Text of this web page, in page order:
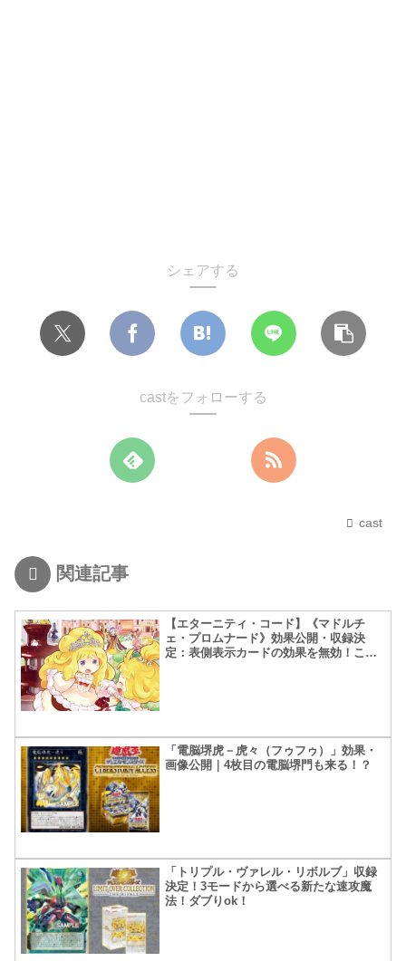
シェアする
castをフォローする
cast
関連記事
【エターニティ・コード】《マドルチ
ェ・プロムナード》効果公開・収録決
定：表側表示カードの効果を無効！これ
「電脳堺虎－虎々（フゥフゥ）」効果・
画像公開｜4枚目の電脳堺門も来る！？
「トリプル・ヴァレル・リボルブ」収録
決定！3モードから選べる新たな速攻魔
法！ダブりok！